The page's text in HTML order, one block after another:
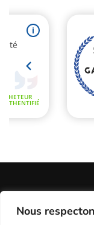
Nous
Informations
Politique de